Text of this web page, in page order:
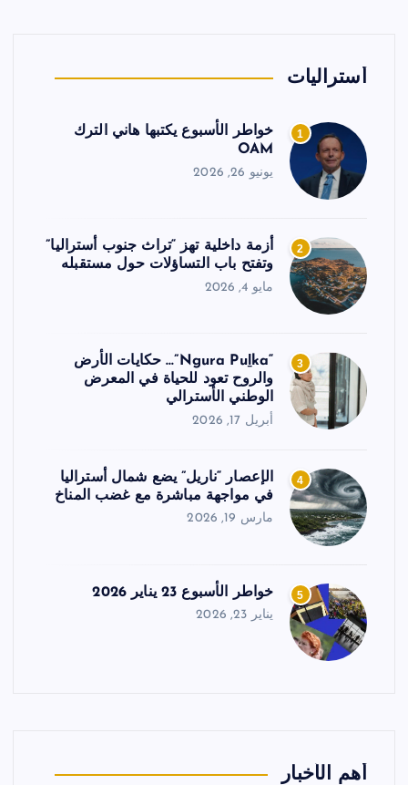
أستراليات
1
خواطر الأسبوع يكتبها هاني الترك
OAM
يونيو 26, 2026
2
أزمة داخلية تهز “تراث جنوب أستراليا”
وتفتح باب التساؤلات حول مستقبله
مايو 4, 2026
3
“Ngura Puḻka”… حكايات الأرض
والروح تعود للحياة في المعرض
الوطني الأسترالي
أبريل 17, 2026
4
الإعصار “ناريل” يضع شمال أستراليا
في مواجهة مباشرة مع غضب المناخ
مارس 19, 2026
5 خواطر الأسبوع 23 يناير 2026
يناير 23, 2026
أهم الأخبار